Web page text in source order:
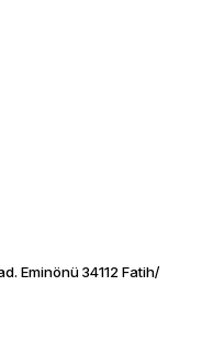
Eminönü 34112 Fatih/